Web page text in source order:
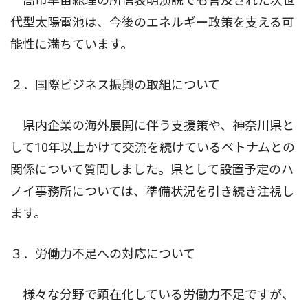
代型太陽電池は、今後のエネルギー政策を支える可
能性に満ちています。
２．国際ビジネス振興の取組について
県内企業の海外展開に伴う支援策や、神奈川県と
して10年以上かけて交流を続けているベトナムとの
関係について質問しました。県として設置予定のハ
ノイ事務所については、準備状況を引き続き注視し
ます。
３．労働力不足への対応について
様々な分野で顕在化している労働力不足ですが、